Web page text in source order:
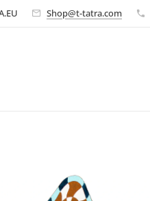
Shop@t-tatra.com